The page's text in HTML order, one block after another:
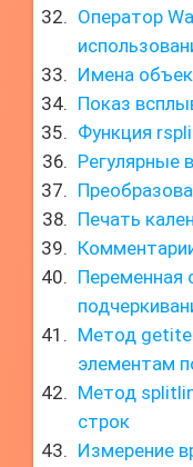
Оператор
Имена
Показ
Функция
Регулярные
Печать
Переменная
Метод
элементам
Метод
строк
Измерение